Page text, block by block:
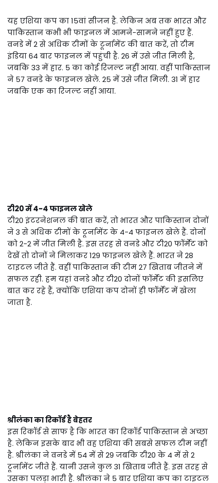
यह एशिया कप का 15वां सीजन है. लेकिन अब तक भारत और
पाकिस्तान कभी भी फाइनल में आमने-सामने नहीं हुए हैं.
वनडे में 2 से अधिक टीमों के टूर्नामेंट की बात करें, तो टीम
इंडिया 64 बार फाइनल में पहुंची है. 26 में उसे जीत मिली है,
जबकि 33 में हार. 5 का कोई रिजल्ट नहीं आया. वहीं पाकिस्तान
ने 57 वनडे के फाइनल खेले. 25 में उसे जीत मिली. 31 में हार
जबकि एक का रिजल्ट नहीं आया.
टी20 में 4-4 फाइनल खेले
टी20 इंटरनेशनल की बात करें, तो भारत और पाकिस्तान दोनों
ने 3 से अधिक टीमों के टूर्नामेंट के 4-4 फाइनल खेले हैं. दोनों
को 2-2 में जीत मिली है. इस तरह से वनडे और टी20 फॉर्मेट को
देखें तो दोनों ने मिलाकर 129 फाइनल खेले हैं. भारत ने 28
टाइटल जीते हैं. वहीं पाकिस्तान की टीम 27 खिताब जीतने में
सफल रही. हम यहां वनडे और टी20 दोनों फॉर्मेट की इसलिए
बात कर रहे हैं, क्योंकि एशिया कप दोनों ही फॉर्मेट में खेला
जाता है.
श्रीलंका का रिकॉर्ड है बेहतर
इस रिकॉर्ड से साफ है कि भारत का रिकॉर्ड पाकिस्तान से अच्छा
है. लेकिन इसके बाद भी वह एशिया की सबसे सफल टीम नहीं
है. श्रीलंका ने वनडे में 54 में से 29 जबकि टी20 के 4 में से 2
टूर्नामेंट जीते हैं. यानी उसने कुल 31 खिताब जीते हैं. इस तरह से
उसका पलड़ा भारी है. श्रीलंका ने 5 बार एशिया कप का टाइटल